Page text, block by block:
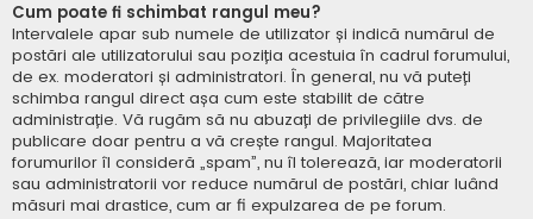
Cum poate fi schimbat rangul meu?
Intervalele apar sub numele de utilizator și indică numărul de
postări ale utilizatorului sau poziția acestuia în cadrul forumului,
de ex. moderatori și administratori. În general, nu vă puteți
schimba rangul direct așa cum este stabilit de către
administrație. Vă rugăm să nu abuzați de privilegiile dvs. de
publicare doar pentru a vă crește rangul. Majoritatea
forumurilor îl consideră „spam”, nu îl tolerează, iar moderatorii
sau administratorii vor reduce numărul de postări, chiar luând
măsuri mai drastice, cum ar fi expulzarea de pe forum.